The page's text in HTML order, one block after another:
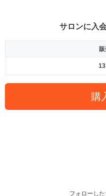
サロンに入
購
フォローした